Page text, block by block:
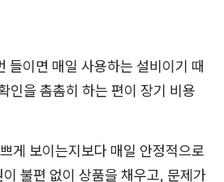
들이면 매일 사용하는 설비이기 때
인을 촘촘히 하는 편이 장기 비용
게 보이는지보다 매일 안정적으로
불편 없이 상품을 채우고, 문제가